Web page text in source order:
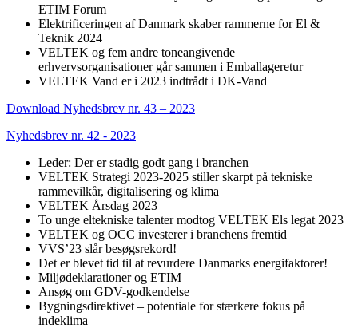
ETIM Forum
Elektrificeringen af Danmark skaber rammerne for El &
Teknik 2024
VELTEK og fem andre toneangivende
erhvervsorganisationer går sammen i Emballageretur
VELTEK Vand er i 2023 indtrådt i DK-Vand
Download Nyhedsbrev nr. 43 – 2023
Nyhedsbrev nr. 42 - 2023
Leder: Der er stadig godt gang i branchen
VELTEK Strategi 2023-2025 stiller skarpt på tekniske
rammevilkår, digitalisering og klima
VELTEK Årsdag 2023
To unge eltekniske talenter modtog VELTEK Els legat 2023
VELTEK og OCC investerer i branchens fremtid
VVS’23 slår besøgsrekord!
Det er blevet tid til at revurdere Danmarks energifaktorer!
Miljødeklarationer og ETIM
Ansøg om GDV-godkendelse
Bygningsdirektivet – potentiale for stærkere fokus på
indeklima